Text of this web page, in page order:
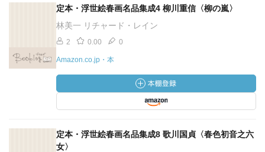
定本・浮世絵春画名品集成4 柳川重信〈柳の嵐〉
林美一 リチャード・レイン
2 0.00 0
Amazon.co.jp・本
定本・浮世絵春画名品集成8 歌川国貞〈春色初音之六
女〉